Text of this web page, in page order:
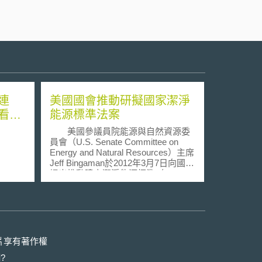
劇
美國國會推動研擬國家潔淨
能源標準法案
美國參議員院能源與自然資源委
員會（U.S. Senate Committee on
Energy and Natural Resources）主席
Jeff Bingaman於2012年3月7日向國會
提出推動建立潔淨能源標準（The
Clean Energy Standard，CES）法
享有著作權